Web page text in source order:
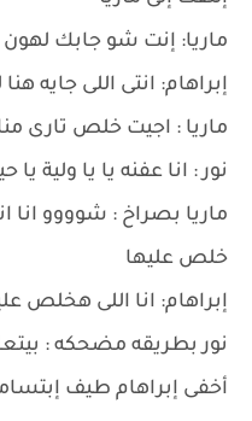
ماريا: إنت شو جابك لهون
إبراهام: انتى اللى جايه هنا
ماريا : اجيت خلص تارى
نور : انا عفنه يا يا ولية يا
ماريا بصراخ : شوووو انا
خلص عليها
إبراهام: انا اللى هخلص
نور بطريقه مضحكه :
أخفى إبراهام طيف